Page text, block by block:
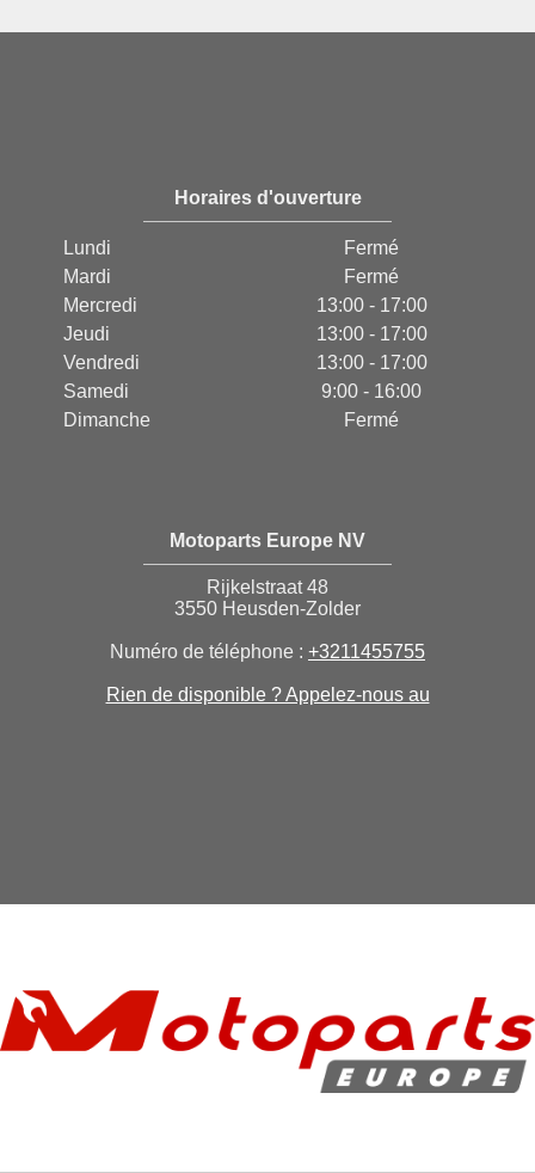
Horaires d'ouverture
Lundi
Fermé
Mardi
Fermé
Mercredi
13:00 - 17:00
Jeudi
13:00 - 17:00
Vendredi
13:00 - 17:00
Samedi
9:00 - 16:00
Dimanche
Fermé
Motoparts Europe NV
Rijkelstraat 48
3550 Heusden-Zolder
Numéro de téléphone : +3211455755
Rien de disponible ? Appelez-nous au